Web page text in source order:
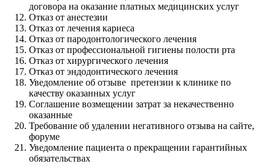
договора на оказание платных медицинских услуг
Отказ от анестезии
Отказ от лечения кариеса
Отказ от пародонтологического лечения
Отказ от профессиональной гигиены полости рта
Отказ от хирургического лечения
Отказ от эндодонтического лечения
Уведомление об отзыве претензии к клинике по
качеству оказанных услуг
Соглашение возмещении затрат за некачественно
оказанные
Требование об удалении негативного отзыва на сайте,
форуме
Уведомление пациента о прекращении гарантийных
обязательствах